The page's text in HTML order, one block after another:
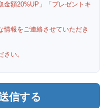
額20%UP」「プレゼントキ
情報をご連絡させていただき
い。